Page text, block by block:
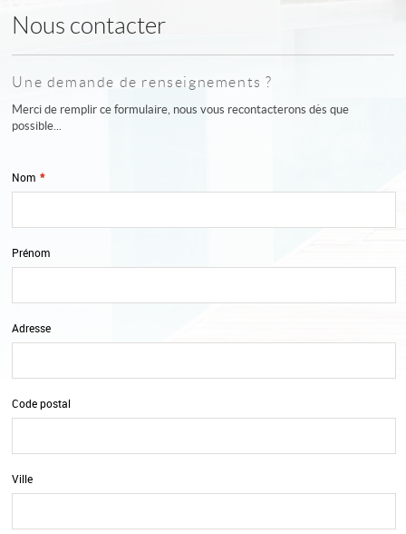
Nous contacter
Une demande de renseignements ?
Merci de remplir ce formulaire, nous vous recontacterons dès que
possible...
Nom *
Prénom
Adresse
Code postal
Ville